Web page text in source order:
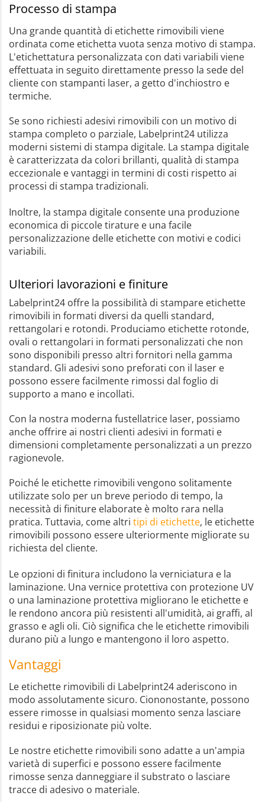
Processo di stampa
Una grande quantità di etichette rimovibili viene
ordinata come etichetta vuota senza motivo di stampa.
L'etichettatura personalizzata con dati variabili viene
effettuata in seguito direttamente presso la sede del
cliente con stampanti laser, a getto d'inchiostro e
termiche.
Se sono richiesti adesivi rimovibili con un motivo di
stampa completo o parziale, Labelprint24 utilizza
moderni sistemi di stampa digitale. La stampa digitale
è caratterizzata da colori brillanti, qualità di stampa
eccezionale e vantaggi in termini di costi rispetto ai
processi di stampa tradizionali.
Inoltre, la stampa digitale consente una produzione
economica di piccole tirature e una facile
personalizzazione delle etichette con motivi e codici
variabili.
Ulteriori lavorazioni e finiture
Labelprint24 offre la possibilità di stampare etichette
rimovibili in formati diversi da quelli standard,
rettangolari e rotondi. Produciamo etichette rotonde,
ovali o rettangolari in formati personalizzati che non
sono disponibili presso altri fornitori nella gamma
standard. Gli adesivi sono preforati con il laser e
possono essere facilmente rimossi dal foglio di
supporto a mano e incollati.
Con la nostra moderna fustellatrice laser, possiamo
anche offrire ai nostri clienti adesivi in formati e
dimensioni completamente personalizzati a un prezzo
ragionevole.
Poiché le etichette rimovibili vengono solitamente
utilizzate solo per un breve periodo di tempo, la
necessità di finiture elaborate è molto rara nella
pratica. Tuttavia, come altri tipi di etichette, le etichette
rimovibili possono essere ulteriormente migliorate su
richiesta del cliente.
Le opzioni di finitura includono la verniciatura e la
laminazione. Una vernice protettiva con protezione UV
o una laminazione protettiva migliorano le etichette e
le rendono ancora più resistenti all'umidità, ai graffi, al
grasso e agli oli. Ciò significa che le etichette rimovibili
durano più a lungo e mantengono il loro aspetto.
Vantaggi
Le etichette rimovibili di Labelprint24 aderiscono in
modo assolutamente sicuro. Ciononostante, possono
essere rimosse in qualsiasi momento senza lasciare
residui e riposizionate più volte.
Le nostre etichette rimovibili sono adatte a un'ampia
varietà di superfici e possono essere facilmente
rimosse senza danneggiare il substrato o lasciare
tracce di adesivo o materiale.